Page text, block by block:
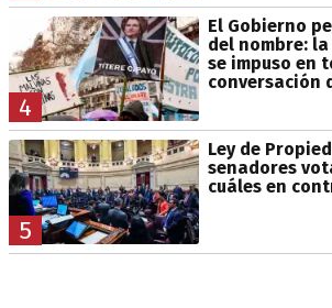
4
El Gobierno
del nombre:
se impuso en
conversación
5
Ley de
senadores
cuáles en